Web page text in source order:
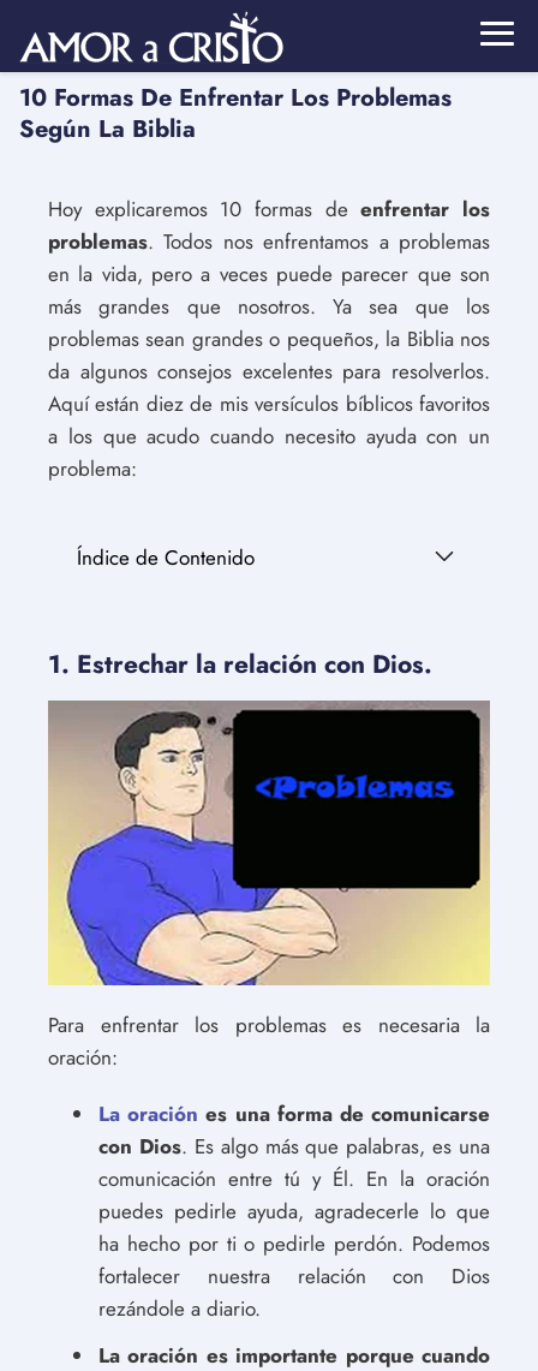
10 Formas De Enfrentar Los Problemas
Según La Biblia
Hoy explicaremos 10 formas deenfrentar los
problemas. Todos nos enfrentamos a problemas
en la vida, pero a veces puede parecer que son
más grandes que nosotros. Ya sea que los
problemas sean grandes o pequeños, la Biblia nos
da algunos consejos excelentes para resolverlos.
Aquí están diez de mis versículos bíblicos favoritos
a los que acudo cuando necesito ayuda con un
problema:
Índice de Contenido
1. Estrechar la relación con Dios.
Para enfrentar los problemas es necesaria la
oración:
La oración es una forma de comunicarse
con Dios. Es algo más que palabras, es una
comunicación entre tú y Él. En la oración
puedes pedirle ayuda, agradecerle lo que
ha hecho por ti o pedirle perdón. Podemos
fortalecer nuestra relación con Dios
rezándole a diario.
La oración es importante porque cuando